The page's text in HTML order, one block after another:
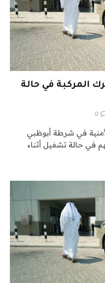
المركبة في حالة
0
في شرطة أبوظبي
في حالة تشغيل أثناء